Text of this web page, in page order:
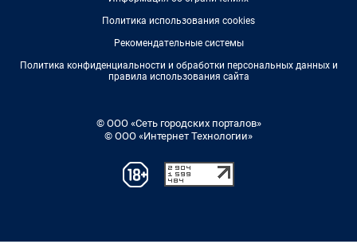
Политика использования cookies
Рекомендательные системы
Политика конфиденциальности и обработки персональных данных и
правила использования сайта
© ООО «Сеть городских порталов»
© ООО «Интернет Технологии»